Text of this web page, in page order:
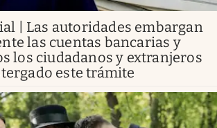
| Las autoridades embargan
las cuentas bancarias y
los ciudadanos y extranjeros
este trámite